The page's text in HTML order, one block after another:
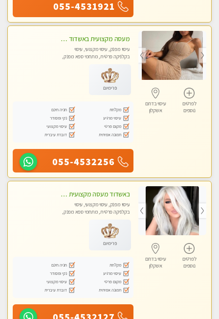
055-4531921
לפרטים
נוספים
עיסוי בדרום
אשקלון
מעסה מקצועית באשדוד חדשה צעירה ואיכותית לעיסוי מרגיע ומפנק VIP-מומלץ לחלוטין! פרטי! ​​​​​​ Highly recommended
עיסוי מפנק, עיסוי מקצועי, עיסוי
בקלניקה פרטית, מתחמי ספא מפנק,
פרימיום
מקלחת
חניה חינם
עיסוי מרגיע
נקי ומסודר
מקום פרטי
עיסוי מקצועי
תמונה אמיתית
דוברת עיברית
055-4532256
לפרטים
נוספים
עיסוי בדרום
אשקלון
באשדוד מעסה מקצועית צעירה ואיכותית פרטי!!!
עיסוי מפנק, עיסוי מקצועי, עיסוי
בקלניקה פרטית, מתחמי ספא מפנק,
פרימיום
מקלחת
חניה חינם
עיסוי מרגיע
נקי ומסודר
מקום פרטי
עיסוי מקצועי
תמונה אמיתית
דוברת עיברית